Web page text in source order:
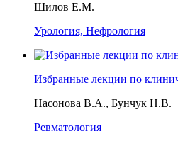
Шилов Е.М.
Урология, Нефрология
Избранные лекции по
Насонова В.А., Бунчук Н.В.
Ревматология